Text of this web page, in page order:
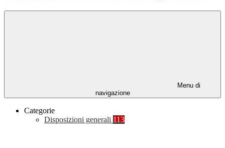
Menu di
navigazione
Categorie
Disposizioni generali 113